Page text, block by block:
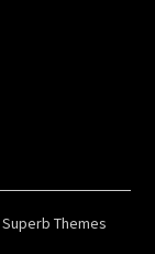
Superb Themes